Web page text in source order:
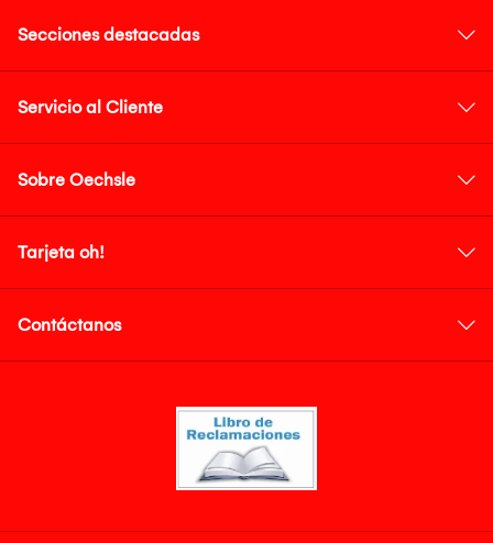
Secciones destacadas
Servicio al Cliente
Sobre Oechsle
Tarjeta oh!
Contáctanos